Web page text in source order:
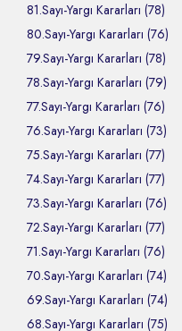
81.Sayı-Yargı Kararları (78)
80.Sayı-Yargı Kararları (76)
79.Sayı-Yargı Kararları (78)
78.Sayı-Yargı Kararları (79)
77.Sayı-Yargı Kararları (76)
76.Sayı-Yargı Kararları (73)
75.Sayı-Yargı Kararları (77)
74.Sayı-Yargı Kararları (77)
73.Sayı-Yargı Kararları (76)
72.Sayı-Yargı Kararları (77)
71.Sayı-Yargı Kararları (76)
70.Sayı-Yargı Kararları (74)
69.Sayı-Yargı Kararları (74)
68.Sayı-Yargı Kararları (75)